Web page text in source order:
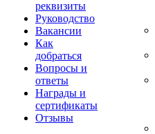
реквизиты
Руководство
Вакансии
Как
добраться
Вопросы и
ответы
Награды и
сертификаты
Отзывы